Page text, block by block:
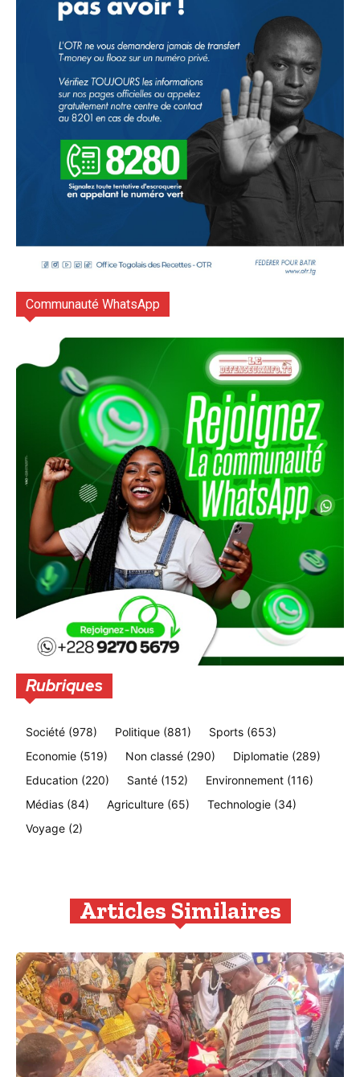
Communauté WhatsApp
Rubriques
Société (978) Politique (881) Sports (653)
Economie (519) Non classé (290) Diplomatie (289)
Education (220) Santé (152) Environnement (116)
Médias (84) Agriculture (65) Technologie (34)
Voyage (2)
Articles Similaires